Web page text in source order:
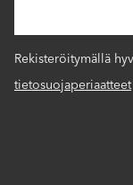
Rekisteröitymällä
tietosuojaperiaatteet